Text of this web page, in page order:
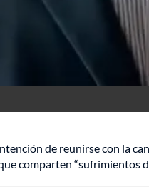
de reunirse con la
comparten “sufrimientos